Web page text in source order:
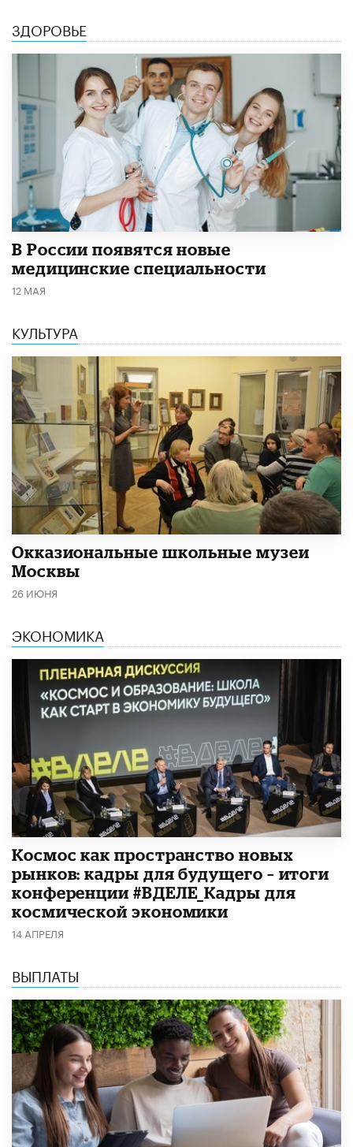
ЗДОРОВЬЕ
В России появятся новые
медицинские специальности
12 МАЯ
КУЛЬТУРА
​Окказиональные школьные музеи
Москвы
26 ИЮНЯ
ЭКОНОМИКА
Космос как пространство новых
рынков: кадры для будущего – итоги
конференции #ВДЕЛЕ_Кадры для
космической экономики
14 АПРЕЛЯ
ВЫПЛАТЫ